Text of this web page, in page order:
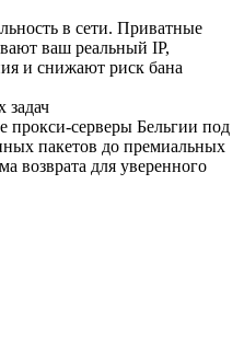
в сети. Приватные
ваш реальный IP,
и снижают риск бана
задач
серверы Бельгии под
пакетов до премиальных
возврата для уверенного